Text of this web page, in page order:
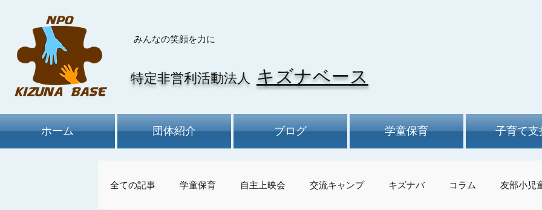
​みんなの笑顔を力に
特定非営利活動法人 キズナベース
ホーム 団体紹介 ブログ 学童保育 子育て支
全ての記事 学童保育 自主上映会 交流キャンプ キズナバ コラム 友部小児